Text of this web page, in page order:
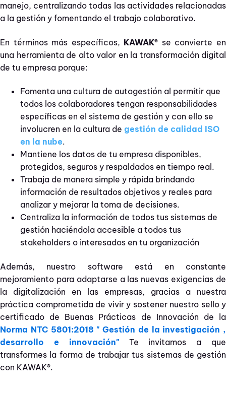
manejo, centralizando todas las actividades relacionadas
a la gestión y fomentando el trabajo colaborativo.
En términos más específicos, KAWAK® se convierte en
una herramienta de alto valor en la transformación digital
de tu empresa porque:
Fomenta una cultura de autogestión al permitir que
todos los colaboradores tengan responsabilidades
específicas en el sistema de gestión y con ello se
involucren en la cultura de gestión de calidad ISO
en la nube.
Mantiene los datos de tu empresa disponibles,
protegidos, seguros y respaldados en tiempo real.
Trabaja de manera simple y rápida brindando
información de resultados objetivos y reales para
analizar y mejorar la toma de decisiones.
Centraliza la información de todos tus sistemas de
gestión haciéndola accesible a todos tus
stakeholders o interesados en tu organización
Además, nuestro software está en constante
mejoramiento para adaptarse a las nuevas exigencias de
la digitalización en las empresas, gracias a nuestra
práctica comprometida de vivir y sostener nuestro sello y
certificado de Buenas Prácticas de Innovación de la
Norma NTC 5801:2018 " Gestión de la investigación ,
desarrollo e innovación" Te invitamos a que
transformes la forma de trabajar tus sistemas de gestión
con KAWAK®.